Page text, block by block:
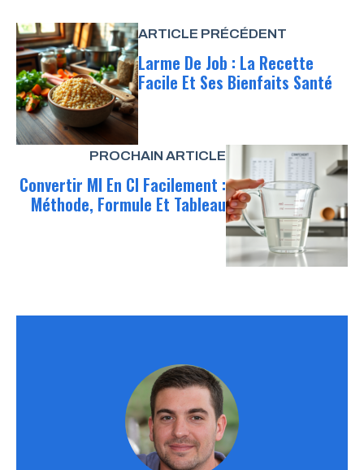
ARTICLE PRÉCÉDENT
Larme De Job : La Recette
Facile Et Ses Bienfaits Santé
PROCHAIN ARTICLE
Convertir Ml En Cl Facilement :
Méthode, Formule Et Tableau